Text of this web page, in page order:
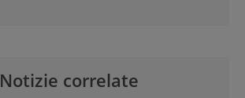
Notizie correlate